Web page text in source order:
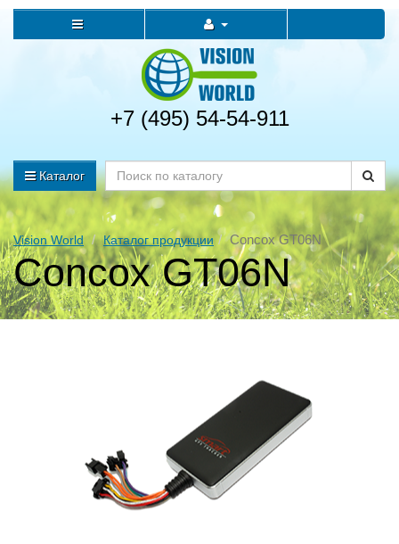
+7 (495) 54-54-911
Каталог
Vision World Каталог продукции Concox GT06N
Concox GT06N